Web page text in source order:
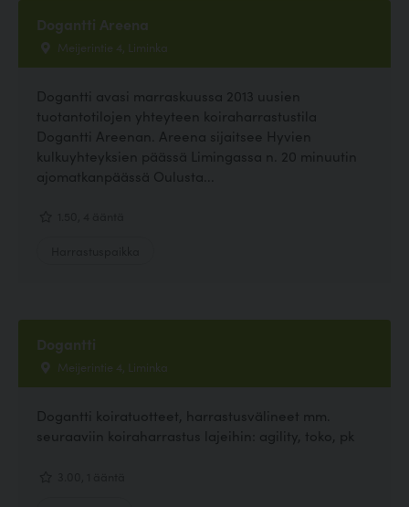
Dogantti Areena
Meijerintie 4, Liminka
Dogantti avasi marraskuussa 2013 uusien
tuotantotilojen yhteyteen koiraharrastustila
Dogantti Areenan. Areena sijaitsee Hyvien
kulkuyhteyksien päässä Limingassa n. 20 minuutin
ajomatkanpäässä Oulusta...
Dogantti
Meijerintie 4, Liminka
Dogantti koiratuotteet, harrastusvälineet mm.
seuraaviin koiraharrastus lajeihin: agility, toko, pk